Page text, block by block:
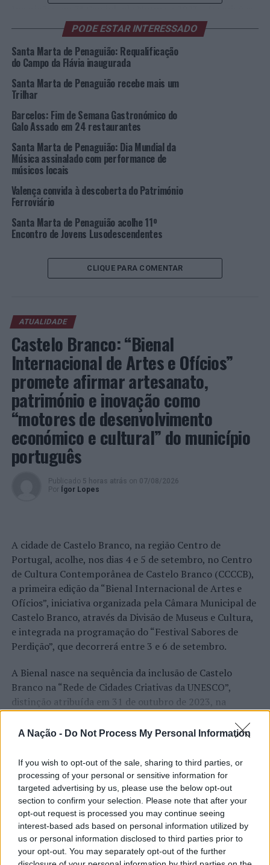
A Nação - Do Not Process My Personal Information
If you wish to opt-out of the sale, sharing to third parties, or
processing of your personal or sensitive information for
targeted advertising by us, please use the below opt-out
section to confirm your selection. Please note that after your
opt-out request is processed you may continue seeing
interest-based ads based on personal information utilized by
us or personal information disclosed to third parties prior to
your opt-out. You may separately opt-out of the further
até 30 de junho | Santa Marta de Penaguião
https://www.cm-smpenaguiao.pt/)
Imagem: CMSMP.
TÓPICOS RELACIONADOS: CAMINHADA
SANTA MARTA DE PENAGUIÃO
PRÓXIMO
Madeira: PSP realiza Curso de Agentes em Machico
NÃO PERCA
Gira-Volei: Encontro Regional da Guarda
PODE ESTAR INTERESSADO
Santa Marta de Penaguião: Requalificação
do Campo da Flávia inaugurada
Santa Marta de Penaguião recebe mais um
Trilhar
Barcelos: Fim de Semana Gastronómico do
Galo Assado em 24 restaurantes
Santa Marta de Penaguião: Dia Mundial da
Música assinalado com performance de
músicos locais
Valença convida à descoberta do Património
Ferroviário
Santa Marta de Penaguião acolhe 11º
Encontro de Jovens Lusodescendentes
CLIQUE PARA COMENTAR
ATUALIDADE
Castelo Branco: “Bienal
Internacional de Artes e Ofícios”
promete afirmar artesanato,
património e inovação como
“motores de desenvolvimento
económico e cultural” do município
português
Publicado 5 horas atrás on 07/08/2026
Por
Ígor Lopes
A cidade de Castelo Branco, na região Centro de
Portugal, acolhe, nos dias 4 e 5 de setembro, no Centro
de Cultura Contemporânea de Castelo Branco (CCCCB),
a primeira edição da “Bienal Internacional de Artes e
Ofícios”, iniciativa organizada pela Câmara Municipal de
Castelo Branco, através da Divisão de Museus e Cultura,
e integrada na programação do “Festival Sabores de
Perdição”, que decorrerá entre 3 e 6 de setembro.
A Bienal nasce na sequência da inclusão de Castelo
Branco na “Rede de Cidades Criativas da UNESCO”,
distinção atribuída em 31 de outubro de 2023, na
reconhecimento internacional alcançado graças ao
de Castelo Branco”, uma das manifestações mais
emblemáticas da cultura portuguesa e elemento central
da identidade albicastrense.
Ao longo de dois dias, especialistas nacionais e
internacionais, investigadores, artesãos, representantes
institucionais, organismos públicos, instituições de
ensino superior e cidades pertencentes à “Rede de
ATUALIDADE
Covilhã: Especialista aponta
investimento estrangeiro e